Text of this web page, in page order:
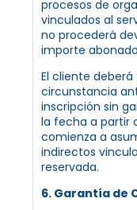
procesos de
vinculados al
no procederá
importe
El cliente
circunstancia
inscripción sin
la fecha a partir
comienza a
indirectos
reservada.
6. Garantía de